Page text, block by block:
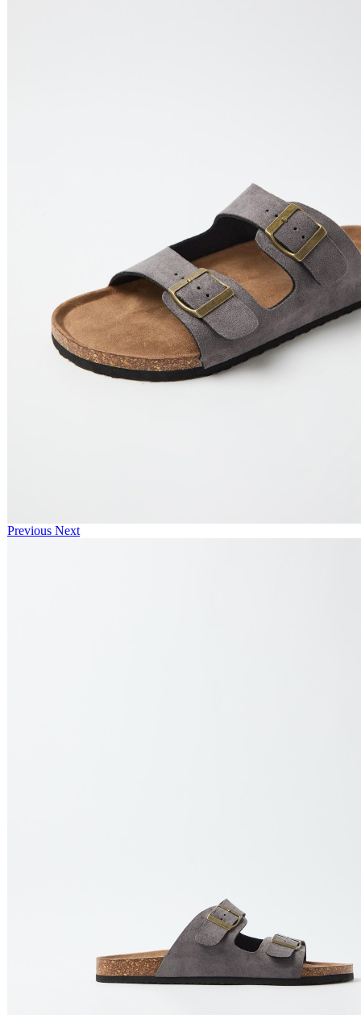
Previous Next